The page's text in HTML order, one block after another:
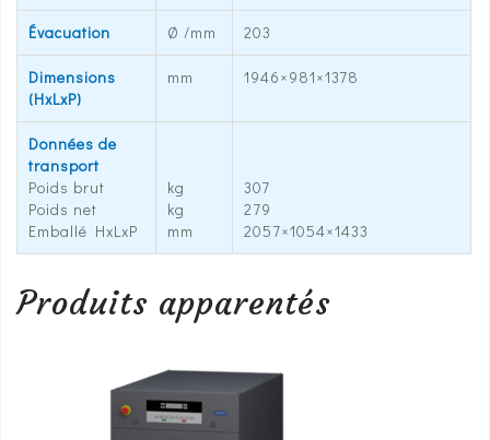
Évacuation Ø /mm 203
Dimensions
(HxLxP)
mm 1946×981×1378
Données de
transport
Poids brut
Poids net
Emballé HxLxP
kg
kg
mm
307
279
2057×1054×1433
Produits apparentés